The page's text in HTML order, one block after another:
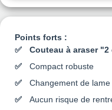
Points forts :
Couteau à araser "2
Compact robuste
Changement de lame
Aucun risque de